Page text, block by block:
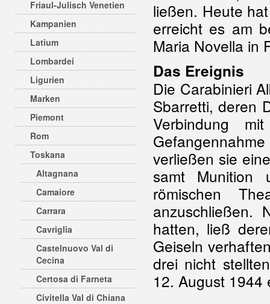
Friaul-Julisch Venetien
Kampanien
Latium
Lombardei
Ligurien
Marken
Piemont
Rom
Toskana
Altagnana
Camaiore
Carrara
Cavriglia
Castelnuovo Val di
Cecina
Certosa di Farneta
Civitella Val di Chiana
ließen. Heute
erreicht es am
Maria Novella in
Das Ereignis
Die Carabinieri
Sbarretti, deren
Verbindung
verließen sie
samt Munition
römischen
anzuschließen.
hatten, ließ
Geiseln
drei nicht
12. August 1944